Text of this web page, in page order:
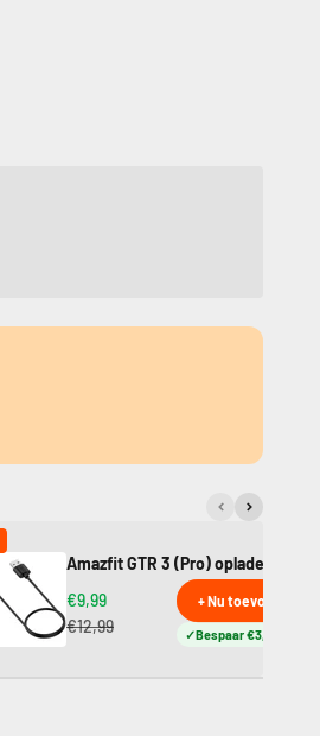
Amazfit GTR 3 (Pro) oplader
€9,99
€12,99
+ Nu toevoegen
Bespaar €3,00